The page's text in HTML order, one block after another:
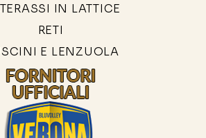
IN LATTICE
RETI
E LENZUOLA